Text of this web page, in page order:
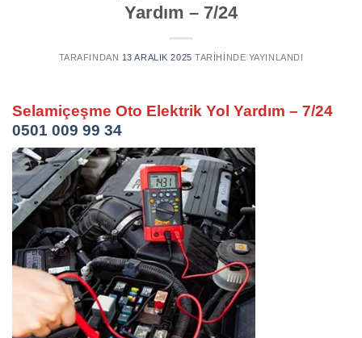
Yardım – 7/24
TARAFINDAN 13 ARALIK 2025 TARIHINDE YAYINLANDI
Selamiçeşme Oto Elektrik Yol Yardım – 7/24
0501 009 99 34